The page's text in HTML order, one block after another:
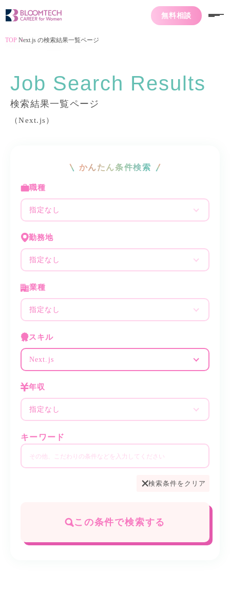
無料相談
TOP Next.js の検索結果一覧ページ
Job Search Results
検索結果一覧ページ
（Next.js）
かんたん条件検索
職種
指定なし
勤務地
指定なし
業種
指定なし
スキル
Next.js
年収
指定なし
キーワード
検索条件をクリア
この条件で検索する